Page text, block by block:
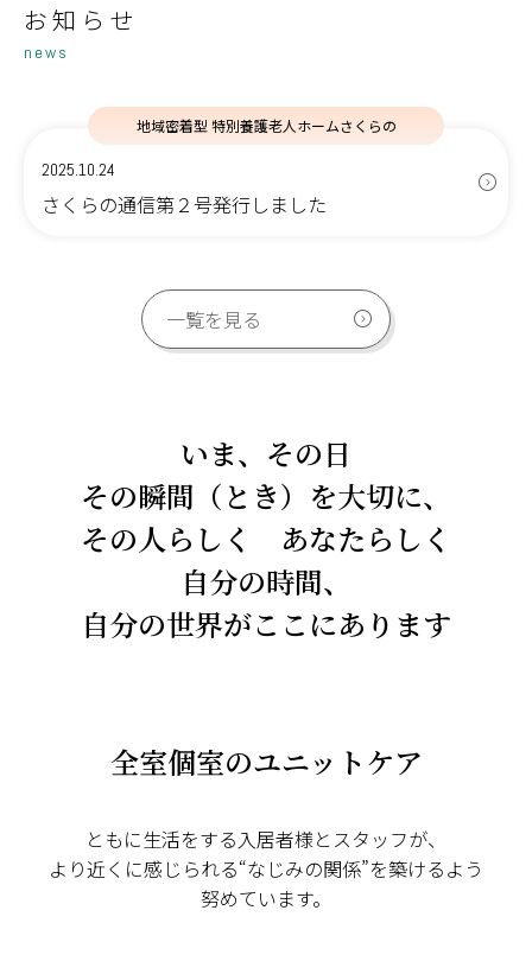
お知らせ
news
地域密着型 特別養護老人ホームさくらの
2025.10.24
さくらの通信第２号発行しました
一覧を見る
いま、その日
その瞬間（とき）を大切に、
その人らしく あなたらしく
自分の時間、
自分の世界がここにあります
全室個室のユニットケア
ともに生活をする入居者様とスタッフが、
より近くに感じられる“なじみの関係”を築けるよう
努めています。